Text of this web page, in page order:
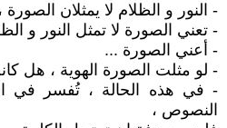
- النور و الظلام لا يمثلان
- تعني الصورة لا تمثل النور و
- أعني الصورة ...
- لو مثلت الصورة الهوية ، هل
- في هذه الحالة ، تُفسر في
النصوص ،